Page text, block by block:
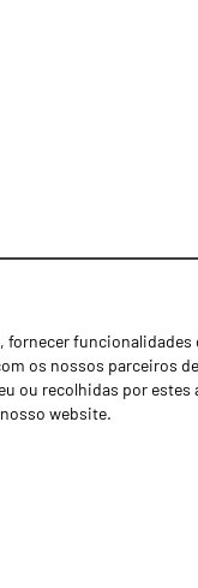
os nossos parceiros
ou recolhidas por
website.